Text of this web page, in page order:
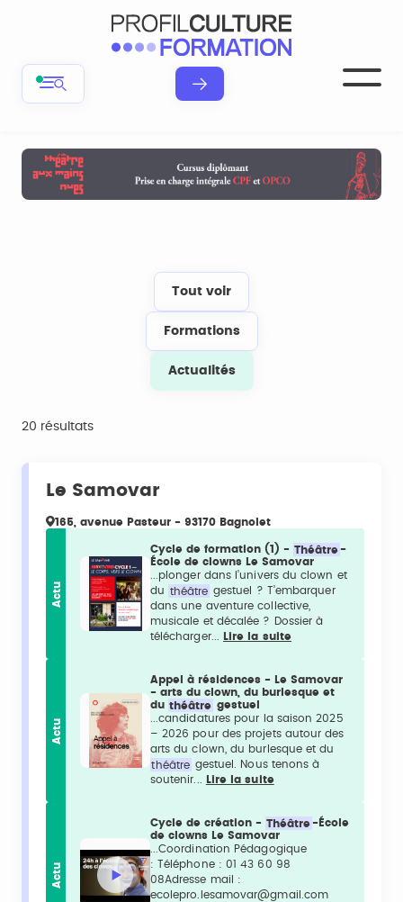
Tout voir
Formations
Actualités
20 résultats
Le Samovar
165, avenue Pasteur - 93170 Bagnolet
Actu
Cycle de formation (1) - Théâtre-
École de clowns Le Samovar
...plonger dans l’univers du clown et
du théâtre gestuel ? T’embarquer
dans une aventure collective,
musicale et décalée ? Dossier à
télécharger...
Lire la suite
Actu
Appel à résidences - Le Samovar
- arts du clown, du burlesque et
du théâtre gestuel
...candidatures pour la saison 2025
– 2026 pour des projets autour des
arts du clown, du burlesque et du
théâtre gestuel. Nous tenons à
soutenir...
Lire la suite
Actu
Cycle de création - Théâtre-École
de clowns Le Samovar
...Coordination Pédagogique
: Téléphone : 01 43 60 98
08Adresse mail :
ecolepro.lesamovar@gmail.com